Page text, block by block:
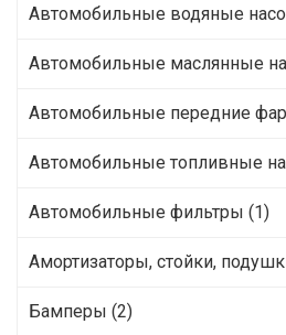
Автомобильные водяные
Автомобильные маслянные
Автомобильные передние
Автомобильные топливные
Автомобильные фильтры (1)
Амортизаторы, стойки,
Бамперы (2)